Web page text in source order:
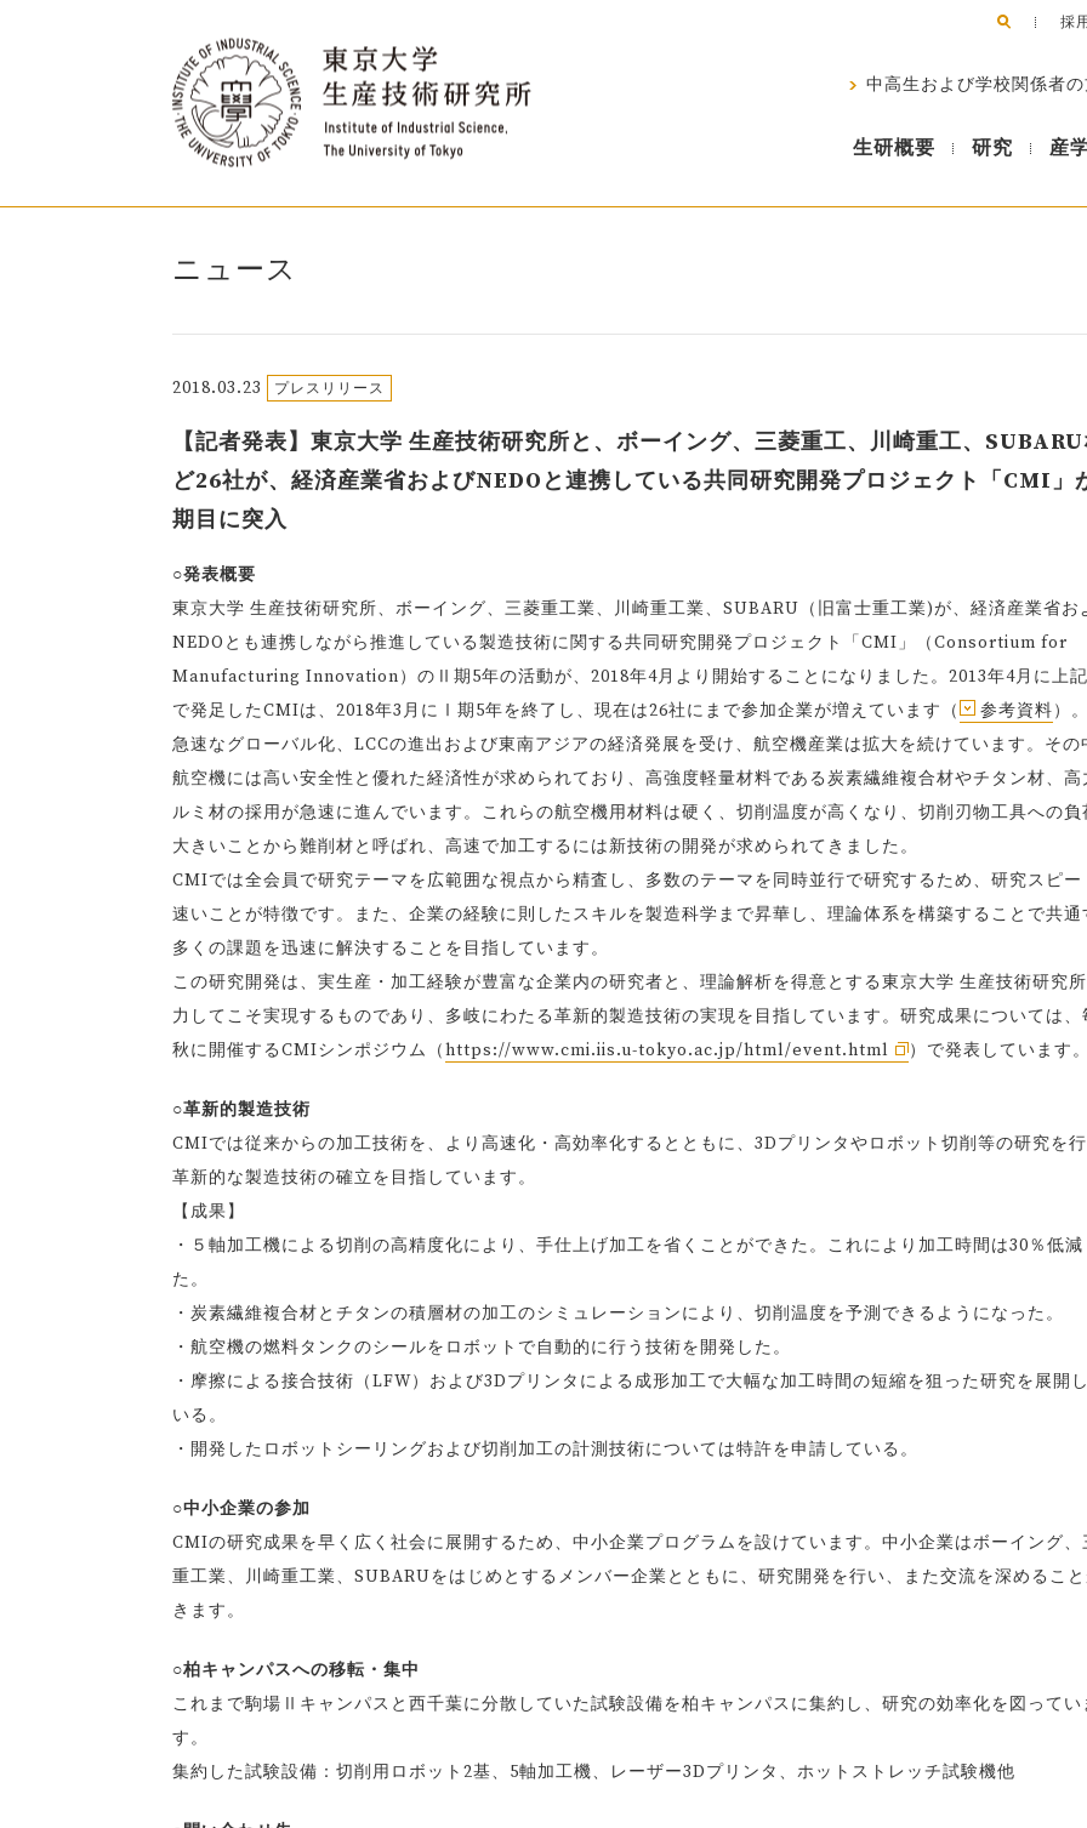
採
中高生および学校関係者
生研概要 研究 産
ニュース
2018.03.23 プレスリリース
【記者発表】東京大学 生産技術研究所と、ボーイング、三菱重工、川崎重工、
ど26社が、経済産業省およびNEDOと連携している共同研究開発プロジェクト「CMI
期目に突入
○発表概要
東京大学 生産技術研究所、ボーイング、三菱重工業、川崎重工業、SUBARU（旧富士重工業)が、経済産業省お
NEDOとも連携しながら推進している製造技術に関する共同研究開発プロジェクト「CMI」（Consortium for
Manufacturing Innovation）のⅡ期5年の活動が、2018年4月より開始することになりました。2013年4月に上
で発足したCMIは、2018年3月にⅠ期5年を終了し、現在は26社にまで参加企業が増えています（
参考資料）
急速なグローバル化、LCCの進出および東南アジアの経済発展を受け、航空機産業は拡大を続けています。その
航空機には高い安全性と優れた経済性が求められており、高強度軽量材料である炭素繊維複合材やチタン材、高
ルミ材の採用が急速に進んでいます。これらの航空機用材料は硬く、切削温度が高くなり、切削刃物工具への負
大きいことから難削材と呼ばれ、高速で加工するには新技術の開発が求められてきました。
CMIでは全会員で研究テーマを広範囲な視点から精査し、多数のテーマを同時並行で研究するため、研究スピー
速いことが特徴です。また、企業の経験に則したスキルを製造科学まで昇華し、理論体系を構築することで共通
多くの課題を迅速に解決することを目指しています。
この研究開発は、実生産・加工経験が豊富な企業内の研究者と、理論解析を得意とする東京大学 生産技術研究
力してこそ実現するものであり、多岐にわたる革新的製造技術の実現を目指しています。研究成果については、
秋に開催するCMIシンポジウム（https://www.cmi.iis.u-tokyo.ac.jp/html/event.html ）で発表しています
○革新的製造技術
CMIでは従来からの加工技術を、より高速化・高効率化するとともに、3Dプリンタやロボット切削等の研究を
革新的な製造技術の確立を目指しています。
【成果】
・５軸加工機による切削の高精度化により、手仕上げ加工を省くことができた。これにより加工時間は30％低
た。
・炭素繊維複合材とチタンの積層材の加工のシミュレーションにより、切削温度を予測できるようになった。
・航空機の燃料タンクのシールをロボットで自動的に行う技術を開発した。
・摩擦による接合技術（LFW）および3Dプリンタによる成形加工で大幅な加工時間の短縮を狙った研究を展開
いる。
・開発したロボットシーリングおよび切削加工の計測技術については特許を申請している。
○中小企業の参加
CMIの研究成果を早く広く社会に展開するため、中小企業プログラムを設けています。中小企業はボーイング、
重工業、川崎重工業、SUBARUをはじめとするメンバー企業とともに、研究開発を行い、また交流を深めるこ
きます。
○柏キャンパスへの移転・集中
これまで駒場Ⅱキャンパスと西千葉に分散していた試験設備を柏キャンパスに集約し、研究の効率化を図ってい
す。
集約した試験設備：切削用ロボット2基、5軸加工機、レーザー3Dプリンタ、ホットストレッチ試験機他